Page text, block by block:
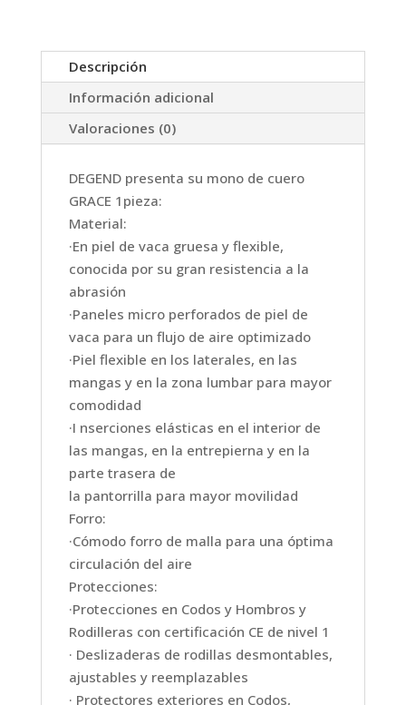
Descripción
Información adicional
Valoraciones (0)
DEGEND presenta su mono de cuero
GRACE 1pieza:
Material:
·En piel de vaca gruesa y flexible,
conocida por su gran resistencia a la
abrasión
·Paneles micro perforados de piel de
vaca para un flujo de aire optimizado
·Piel flexible en los laterales, en las
mangas y en la zona lumbar para mayor
comodidad
·I nserciones elásticas en el interior de
las mangas, en la entrepierna y en la
parte trasera de
la pantorrilla para mayor movilidad
Forro:
·Cómodo forro de malla para una óptima
circulación del aire
Protecciones:
·Protecciones en Codos y Hombros y
Rodilleras con certificación CE de nivel 1
· Deslizaderas de rodillas desmontables,
ajustables y reemplazables
· Protectores exteriores en Codos,